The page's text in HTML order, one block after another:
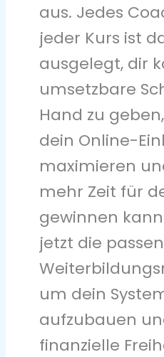
aus. Jedes
jeder Kurs ist
ausgelegt, dir
umsetzbare
Hand zu
dein Online-
maximieren
mehr Zeit für
gewinnen
jetzt die
um dein
aufzubauen
finanzielle